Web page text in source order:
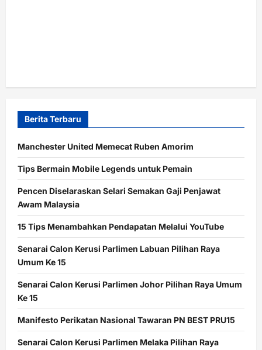
Berita Terbaru
Manchester United Memecat Ruben Amorim
Tips Bermain Mobile Legends untuk Pemain
Pencen Diselaraskan Selari Semakan Gaji Penjawat
Awam Malaysia
15 Tips Menambahkan Pendapatan Melalui YouTube
Senarai Calon Kerusi Parlimen Labuan Pilihan Raya
Umum Ke 15
Senarai Calon Kerusi Parlimen Johor Pilihan Raya Umum
Ke 15
Manifesto Perikatan Nasional Tawaran PN BEST PRU15
Senarai Calon Kerusi Parlimen Melaka Pilihan Raya